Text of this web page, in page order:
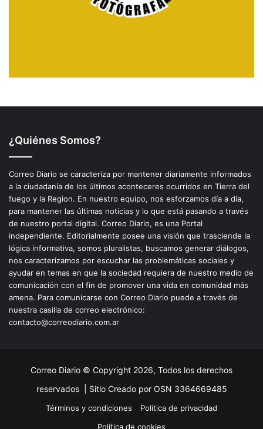
¿Quiénes Somos?
Correo Diario se caracteriza por mantener diariamente informados
a la ciudadanía de los últimos aconteceres ocurridos en Tierra del
fuego y la Region. En nuestro equipo, nos esforzamos día a día,
para mantener las últimas noticias y lo que está pasando a través
de nuestro portal digital. Correo Diario, es una Portal
independiente. Editorialmente posee una visión que trasciende la
lógica informativa, somos pluralistas, buscamos generar diálogos,
nos caracterizamos por escuchar las problemáticas sociales y
ayudar en temas en que la sociedad requiera de nuestro medio de
comunicación con el fin de promover una vida en comunidad más
amena. Para comunicarse con Correo Diario puede a través de
nuestra casilla de correo electrónico:
contacto@correodiario.com.ar
Correo Diario © Copyright 2026, Todos los derechos
reservados | Sitio Creado por OSN 3364669485
Términos y condiciones
Política de privacidad
Política de cookies